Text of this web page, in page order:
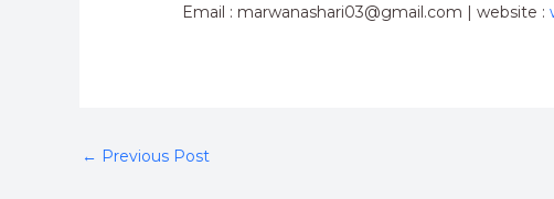
Email : marwanashari03@gmail.com | website :
← Previous Post